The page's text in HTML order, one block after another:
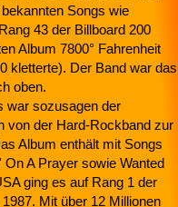
Songs wie
43 der Billboard 200
Album 7800° Fahrenheit
kletterte). Der Band war das
oben.
war sozusagen der
von der Hard-Rockband zur
Album enthält mit Songs
A Prayer sowie Wanted
ging es auf Rang 1 der
Mit über 12 Millionen